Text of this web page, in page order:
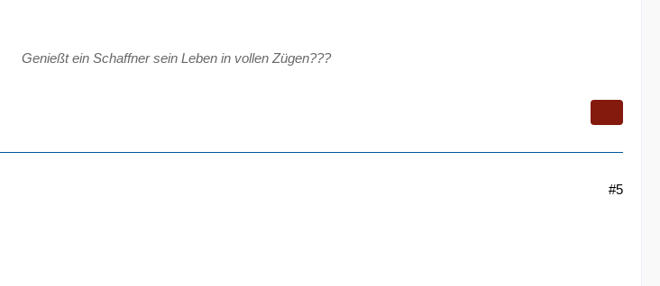
Genießt ein Schaffner sein Leben in vollen Zügen???
#5